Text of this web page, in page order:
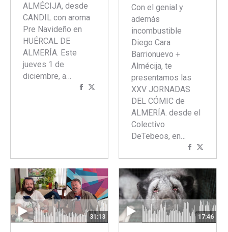
ALMÉCIJA, desde
CANDIL con aroma
Pre Navideño en
HUÉRCAL DE
ALMERÍA. Este
jueves 1 de
diciembre, a…
Compartir
Con el genial y
además
incombustible
Diego Cara
Barrionuevo +
Almécija, te
presentamos las
XXV JORNADAS
DEL CÓMIC de
ALMERÍA. desde el
Colectivo
DeTebeos, en…
Compartir
concon
31:13 17:46